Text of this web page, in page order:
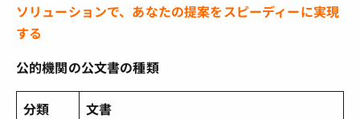
ソリューションで、あなたの提案をスピーディーに実現
する
公的機関の公文書の種類
分類 文書